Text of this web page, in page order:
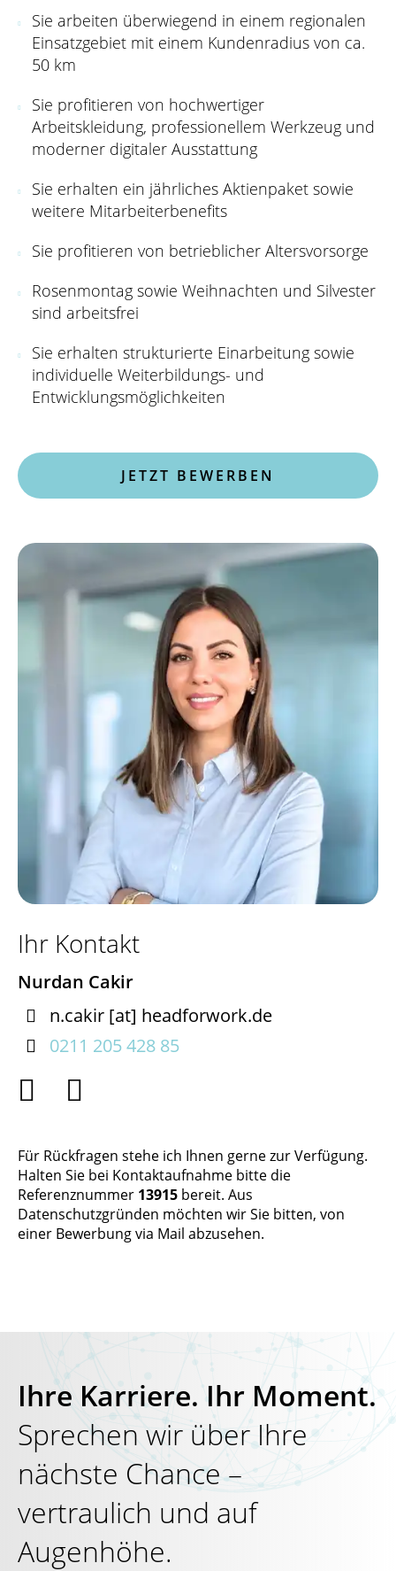
Sie arbeiten überwiegend in einem regionalen
Einsatzgebiet mit einem Kundenradius von ca.
50 km
Sie profitieren von hochwertiger
Arbeitskleidung, professionellem Werkzeug und
moderner digitaler Ausstattung
Sie erhalten ein jährliches Aktienpaket sowie
weitere Mitarbeiterbenefits
Sie profitieren von betrieblicher Altersvorsorge
Rosenmontag sowie Weihnachten und Silvester
sind arbeitsfrei
Sie erhalten strukturierte Einarbeitung sowie
individuelle Weiterbildungs- und
Entwicklungsmöglichkeiten
JETZT BEWERBEN
Ihr Kontakt
Nurdan Cakir

n.cakir [at] headforwork.de

0211 205 428 85
 
Für Rückfragen stehe ich Ihnen gerne zur Verfügung.
Halten Sie bei Kontaktaufnahme bitte die
Referenznummer 13915 bereit. Aus
Datenschutzgründen möchten wir Sie bitten, von
einer Bewerbung via Mail abzusehen.
Ihre Karriere. Ihr Moment.
Sprechen wir über Ihre
nächste Chance –
vertraulich und auf
Augenhöhe.